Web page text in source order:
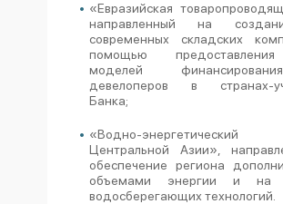
«Евразийская
направленный на
современных складских
помощью
моделей
девелоперов в странах-
Банка;
«Водно-энергетический
Центральной Азии»,
обеспечение региона
объемами энергии и на
водосберегающих технологий.